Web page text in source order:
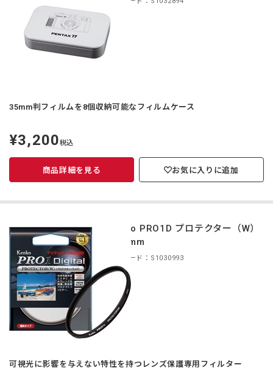
35mm判フィルムを8個収納可能なフィルムケース
定
価
¥3,200税込
商品詳細を見る お気に入りに追加
Kenko PRO1D プロテクター（W）
40.5mm
商品コード：S1030993
可視光に影響を与えない特性を持つレンズ保護専用フィルター